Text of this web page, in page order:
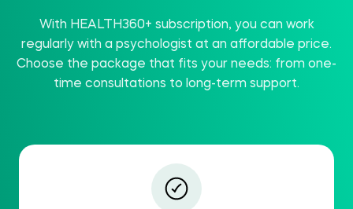
With HEALTH360+ subscription, you can work
regularly with a psychologist at an affordable price.
Choose the package that fits your needs: from one-
time consultations to long-term support.